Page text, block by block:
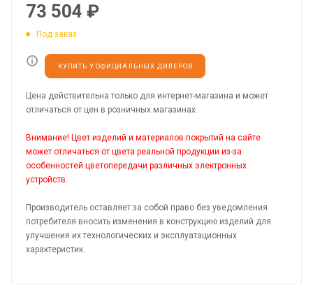
73 504 ₽
Под заказ
КУПИТЬ У ОФИЦИАЛЬНЫХ ДИЛЕРОВ
Цена действительна только для интернет-магазина и может
отличаться от цен в розничных магазинах.
Внимание! Цвет изделий и материалов покрытий на сайте
может отличаться от цвета реальной продукции из-за
особенностей цветопередачи различных электронных
устройств.
Производитель оставляет за собой право без уведомления
потребителя вносить изменения в конструкцию изделий для
улучшения их технологических и эксплуатационных
характеристик.